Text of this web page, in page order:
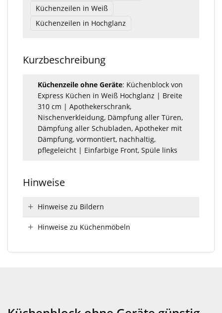
Küchenzeilen in Weiß
Küchenzeilen in Hochglanz
Kurzbeschreibung
Küchenzeile ohne Geräte: Küchenblock von
Express Küchen in Weiß Hochglanz | Breite
310 cm | Apothekerschrank,
Nischenverkleidung, Dämpfung aller Türen,
Dämpfung aller Schubladen, Apotheker mit
Dämpfung, vormontiert, nachhaltig,
pflegeleicht | Einfarbige Front, Spüle links
Hinweise
Hinweise zu Bildern
Hinweise zu Küchenmöbeln